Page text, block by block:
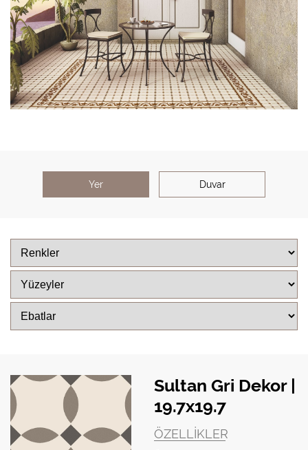
Yer Duvar
Sultan Gri Dekor |
19.7x19.7
ÖZELLIKLER